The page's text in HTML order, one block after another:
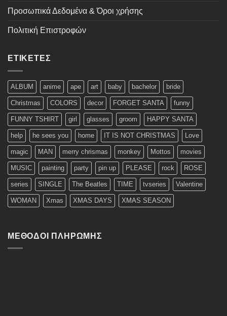
Προσωπικά Δεδομένα & Όροι χρήσης
Πολιτική Επιστροφών
ΕΤΙΚΈΤΕΣ
ALBUM anime ape art baby bachelor bride
Christmas COLORS decor FORGET SANTA funny
FUNNY TSHIRT girl glasses groom HAPPY SANTA
help he sees you home IT IS NOT CHRISTMAS Love
magic MAN merry chrismas monkey Mottos movies
MUSIC painting party pin up PLEASE rock ROSE
series SINGLE The Beatles TIME tvseries Valentine
WOMAN Xmas XMAS DAYS XMAS SEASON
ΜΈΘΟΔΟΙ ΠΛΗΡΩΜΉΣ